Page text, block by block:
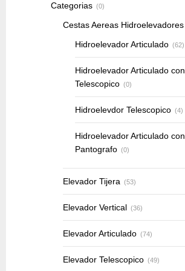
Categorias (0)
Cestas Aereas Hidroelevadores
Hidroelevador Articulado (62)
Hidroelevador Articulado con
Telescopico (0)
Hidroelevdor Telescopico (4)
Hidroelevador Articulado con
Pantografo (0)
Elevador Tijera (53)
Elevador Vertical (36)
Elevador Articulado (74)
Elevador Telescopico (49)